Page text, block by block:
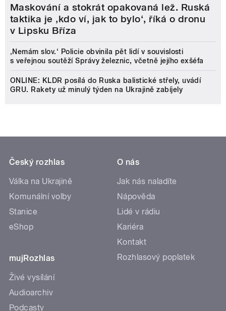
Maskování a stokrát opakovaná lež. Ruská
taktika je ‚kdo ví, jak to bylo‘, říká o dronu
v Lipsku Bříza
‚Nemám slov.‘ Policie obvinila pět lidí v souvislosti
s veřejnou soutěží Správy železnic, včetně jejího exšéfa
ONLINE: KLDR posílá do Ruska balistické střely, uvádí
GRU. Rakety už minulý týden na Ukrajině zabíjely
Český rozhlas
Válka na Ukrajině
Komunální volby
Stanice
eShop
mujRozhlas
Živé vysílání
Audioarchiv
Podcasty
O nás
Jak nás naladíte
Nápověda
Lidé v rádiu
Kariéra
Kontakt
Rozhlasový poplatek